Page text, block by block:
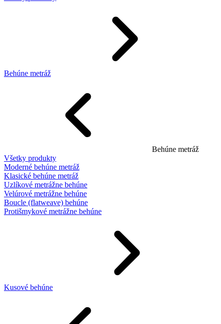
Behúne metráž
Behúne metráž
Všetky produkty
Moderné behúne metráž
Klasické behúne metráž
Uzlíkové metrážne behúne
Velúrové metrážne behúne
Boucle (flatweave) behúne
Protišmykové metrážne behúne
Kusové behúne